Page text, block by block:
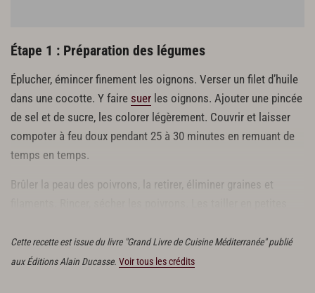
Étape 1 : Préparation des légumes
Éplucher, émincer finement les oignons. Verser un filet d’huile
dans une cocotte. Y faire suer les oignons. Ajouter une pincée
de sel et de sucre, les colorer légèrement. Couvrir et laisser
compoter à feu doux pendant 25 à 30 minutes en remuant de
temps en temps.
Brûler la peau des poivrons, la retirer, éliminer graines et
Cette recette est issue du livre "Grand Livre de Cuisine Méditerranée" publié
aux Éditions Alain Ducasse. Voir tous les crédits